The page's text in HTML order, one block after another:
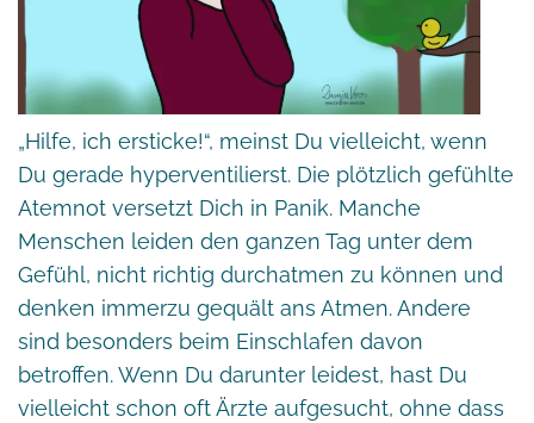
„Hilfe, ich ersticke!“, meinst Du vielleicht, wenn
Du gerade hyperventilierst. Die plötzlich gefühlte
Atemnot versetzt Dich in Panik. Manche
Menschen leiden den ganzen Tag unter dem
Gefühl, nicht richtig durchatmen zu können und
denken immerzu gequält ans Atmen. Andere
sind besonders beim Einschlafen davon
betroffen. Wenn Du darunter leidest, hast Du
vielleicht schon oft Ärzte aufgesucht, ohne dass